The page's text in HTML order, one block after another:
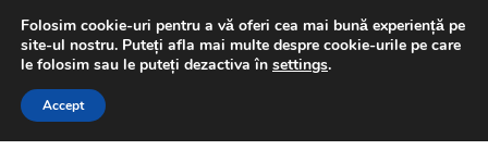
LIVRARE de la 33 lei
luni-vineri 9 a.m. - 4 p.m.031 229 6816
Sari
Sari
Folosim cookie-uri pentru a vă oferi cea mai bună experiență pe
site-ul nostru. Puteți afla mai multe despre cookie-urile pe care
le folosim sau le puteți dezactiva în settings.
Accept